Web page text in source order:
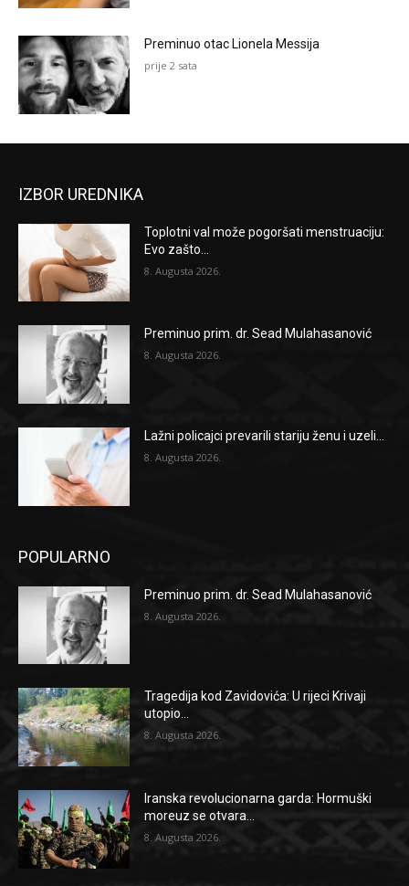
Preminuo otac Lionela Messija
prije 2 sata
IZBOR UREDNIKA
Toplotni val može pogoršati menstruaciju:
Evo zašto...
8. Augusta 2026.
Preminuo prim. dr. Sead Mulahasanović
8. Augusta 2026.
Lažni policajci prevarili stariju ženu i uzeli...
8. Augusta 2026.
POPULARNO
Preminuo prim. dr. Sead Mulahasanović
8. Augusta 2026.
Tragedija kod Zavidovića: U rijeci Krivaji
utopio...
8. Augusta 2026.
Iranska revolucionarna garda: Hormuški
moreuz se otvara...
8. Augusta 2026.